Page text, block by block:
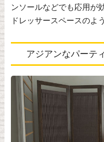
ンソールなどでも応用が
ドレッサースペースのよ
アジアンなパーテ